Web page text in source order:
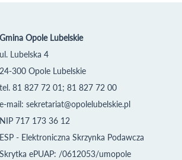
Gmina Opole Lubelskie
ul. Lubelska 4
24-300 Opole Lubelskie
tel. 81 827 72 01; 81 827 72 00
e-mail: sekretariat@opolelubelskie.pl
NIP 717 173 36 12
ESP - Elektroniczna Skrzynka Podawcza
Skrytka ePUAP: /0612053/umopole